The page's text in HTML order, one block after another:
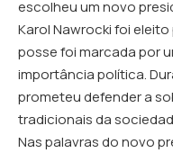
escolheu um novo
Karol Nawrocki foi
posse foi marcada por
importância política.
prometeu defender a
tradicionais da
Nas palavras do novo